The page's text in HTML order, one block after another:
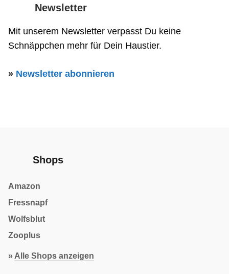
Newsletter
Mit unserem Newsletter verpasst Du keine
Schnäppchen mehr für Dein Haustier.
» Newsletter abonnieren
Shops
Amazon
Fressnapf
Wolfsblut
Zooplus
» Alle Shops anzeigen